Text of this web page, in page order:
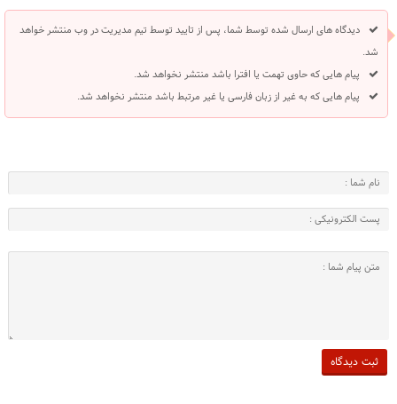
دیدگاه های ارسال شده توسط شما، پس از تایید توسط تیم مدیریت در وب منتشر خواهد
شد.
پیام هایی که حاوی تهمت یا افترا باشد منتشر نخواهد شد.
پیام هایی که به غیر از زبان فارسی یا غیر مرتبط باشد منتشر نخواهد شد.